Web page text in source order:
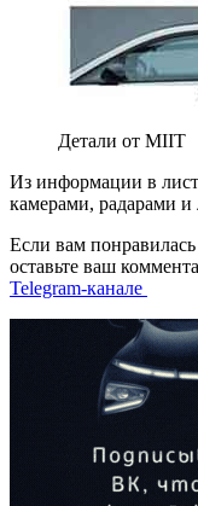
Детали от MIIT
Из информации в
камерами, радарами
Если вам
оставьте ваш
Telegram-канале